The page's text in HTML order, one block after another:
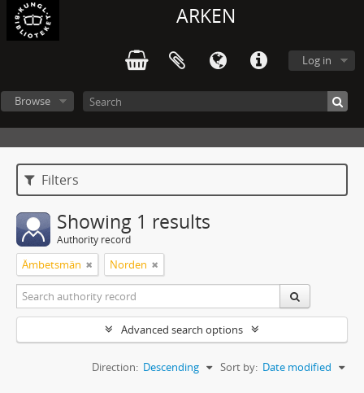
ARKEN
Log in
Browse
Filters
Showing 1 results
Authority record
Ämbetsmän Norden
Advanced search options
Sort by: Date modified
Direction: Descending